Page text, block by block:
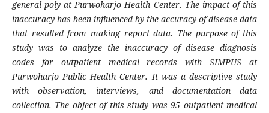
general poly at Purwoharjo Health Center. The impact of this
inaccuracy has been influenced by the accuracy of disease data
that resulted from making report data. The purpose of this
study was to analyze the inaccuracy of disease diagnosis
codes for outpatient medical records with SIMPUS at
Purwoharjo Public Health Center. It was a descriptive study
with observation, interviews, and documentation data
collection. The object of this study was 95 outpatient medical